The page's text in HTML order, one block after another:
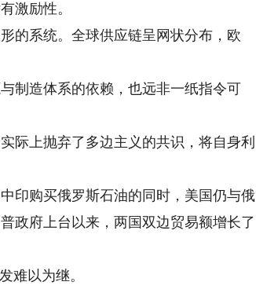
激励性。
系统。全球供应链呈网状分布，欧
造体系的依赖，也远非一纸指令可
上抛弃了多边主义的共识，将自身利
购买俄罗斯石油的同时，美国仍与俄
政府上台以来，两国双边贸易额增长了
以为继。